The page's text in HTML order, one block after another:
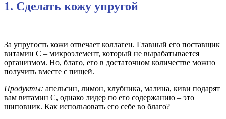
1. Сделать кожу упругой
За упругость кожи отвечает коллаген. Главный его поставщик
витамин С – микроэлемент, который не вырабатывается
организмом. Но, благо, его в достаточном количестве можно
получить вместе с пищей.
Продукты: апельсин, лимон, клубника, малина, киви подарят
вам витамин С, однако лидер по его содержанию – это
шиповник. Как использовать его себе во благо?